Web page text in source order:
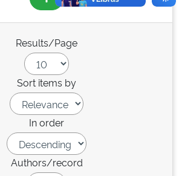
Results/Page
Sort items by
In order
Authors/record